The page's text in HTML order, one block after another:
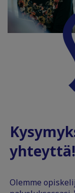
yhteyttä!
Olemme